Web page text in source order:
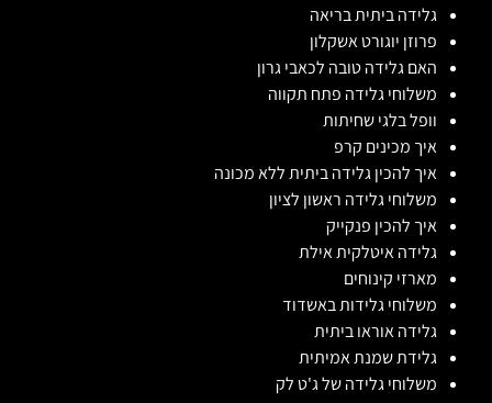
גלידה ביתית בריאה
פרוזן יוגורט אשקלון
האם גלידה טובה לכאבי גרון
משלוחי גלידה פתח תקווה
וופל בלגי שחיתות
איך מכינים קרפ
איך להכין גלידה ביתית ללא מכונה
משלוחי גלידה ראשון לציון
איך להכין פנקייק
גלידה איטלקית אילת
מארזי קינוחים
משלוחי גלידות באשדוד
גלידה אוראו ביתית
גלידת שמנת אמיתית
משלוחי גלידה של ג'ט לק